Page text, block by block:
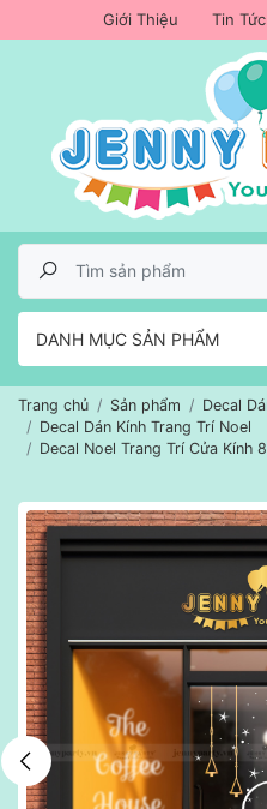
Giới Thiệu Tin Tức
DANH MỤC SẢN PHẨM
Trang chủ Sản phẩm
Decal
Decal Dán Kính Trang Trí Noel
Decal Noel Trang Trí Cửa Kính